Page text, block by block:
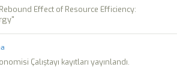
Effect of Resource Efficiency:
Çalıştayı kayıtları yayınlandı.